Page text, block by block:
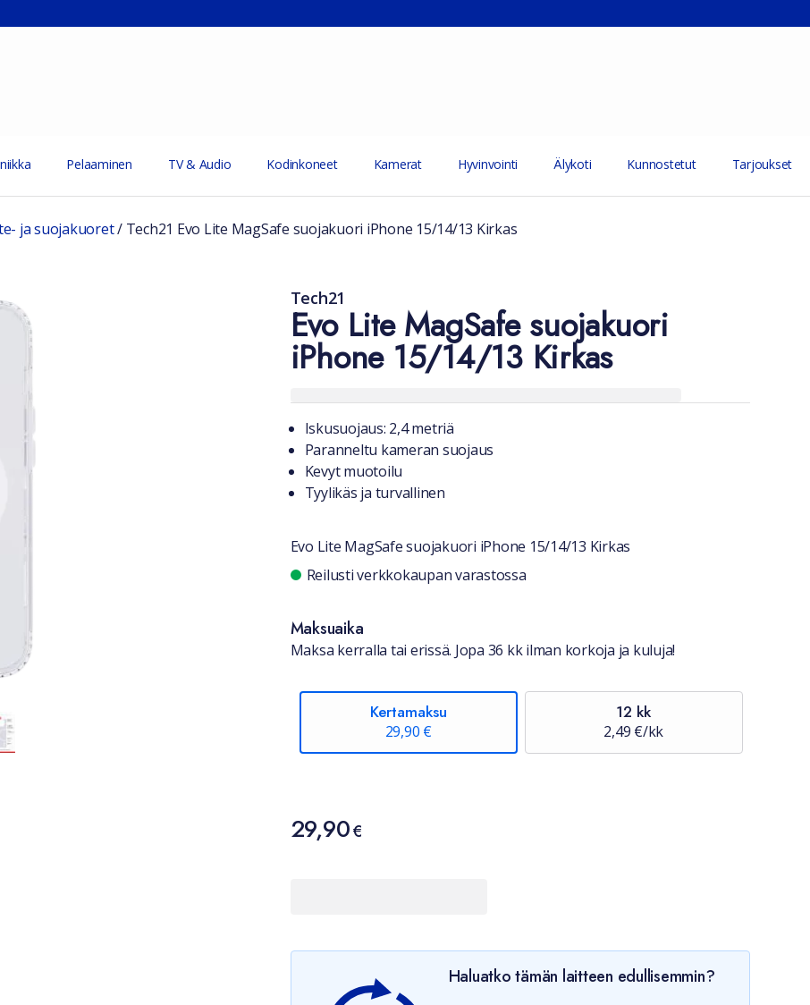
Pelaaminen TV & Audio Kodinkoneet Kamerat Hyvinvointi Älykoti Kunnostetut Tarjoukset
ja suojakuoret/ Tech21 Evo Lite MagSafe suojakuori iPhone 15/14/13 Kirkas
Tech21
Evo Lite MagSafe suojakuori
iPhone 15/14/13 Kirkas
Tuotteesta lyhyesti
Iskusuojaus: 2,4 metriä
Paranneltu kameran suojaus
Kevyt muotoilu
Tyylikäs ja turvallinen
Evo Lite MagSafe suojakuori iPhone 15/14/13 Kirkas
Saatavuustiedot
Reilusti verkkokaupan varastossa
Maksuaika
Maksa kerralla tai erissä. Jopa 36 kk ilman korkoja ja kuluja!
Kertamaksu
29,90 €
12 kk
2,49 €/kk
Hinta
29,90 €
29,90€
Haluatko tämän laitteen edullisemmin?